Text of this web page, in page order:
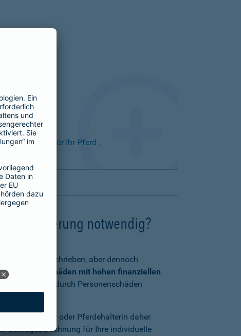
Versicherung für Ihr Pferd .
notwendig?
vorgeschrieben, aber dennoch
und Kraft
Schäden mit hohen finanziellen
verursacht durch Personenschäden
Pferdehalter oder Pferdehalterin daher
Beitragsberechnung für Ihre individuelle